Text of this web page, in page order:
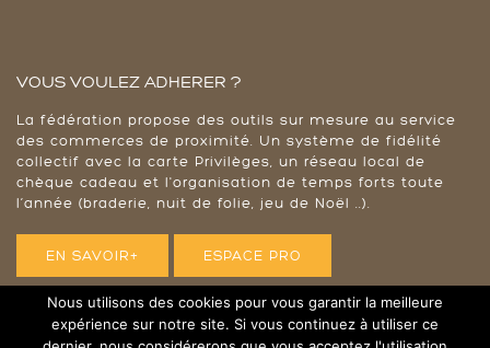
VOUS VOULEZ ADHERER ?
La fédération propose des outils sur mesure au service
des commerces de proximité. Un système de fidélité
collectif avec la carte Privilèges, un réseau local de
chèque cadeau et l'organisation de temps forts toute
l’année (braderie, nuit de folie, jeu de Noël ..).
EN SAVOIR+ ESPACE PRO
Nous utilisons des cookies pour vous garantir la meilleure
expérience sur notre site. Si vous continuez à utiliser ce